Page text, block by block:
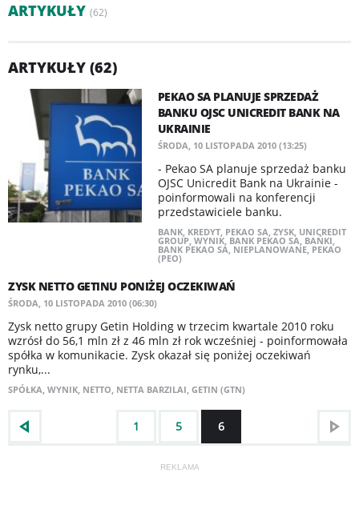
ARTYKUŁY (62)
ARTYKUŁY (62)
PEKAO SA PLANUJE SPRZEDAŻ
BANKU OJSC UNICREDIT BANK NA
UKRAINIE
ŚRODA, 10 LISTOPADA 2010 (13:25)
- Pekao SA planuje sprzedaż banku
OJSC Unicredit Bank na Ukrainie -
poinformowali na konferencji
przedstawiciele banku.
BANK, KREDYT, PEKAO SA, ZYSK, UNICREDIT
GROUP, WYNIK, BANK PEKAO SA, BAŃKI,
BANK PEKAO SA, NIEPLANOWANE, PEKAO
(PEO)
ZYSK NETTO GETINU PONIŻEJ OCZEKIWAŃ
ŚRODA, 10 LISTOPADA 2010 (06:30)
Zysk netto grupy Getin Holding w trzecim kwartale 2010 roku
wzrósł do 56,1 mln zł z 46 mln zł rok wcześniej - poinformowała
spółka w komunikacie. Zysk okazał się poniżej oczekiwań
rynku,...
SPÓŁKA, WYNIK, NETTO, NETTA BARZILAI, GETIN (GTN)
1 5 6
REKLAMA